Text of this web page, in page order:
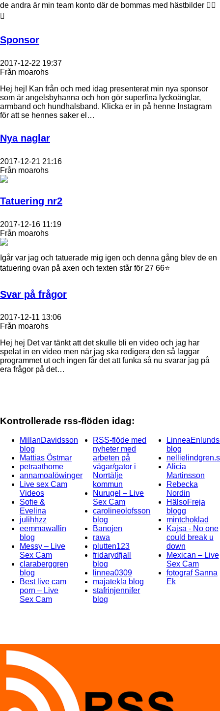
de andra är min team konto där de bommas med hästbilder 👌🏻
✨
Sponsor
2017-12-22 19:37
Från moarohs
Hej hej! Kan från och med idag presenterat min nya sponsor
som är angelsbyhanna och hon gör superfina lyckoänglar,
armband och hundhalsband. Klicka er in på henne Instagram
för att se hennes saker el…
Nya naglar
2017-12-21 21:16
Från moarohs
Tatuering nr2
2017-12-16 11:19
Från moarohs
Igår var jag och tatuerade mig igen och denna gång blev de en
tatuering ovan på axen och texten står för 27 66⭐️
Svar på frågor
2017-12-11 13:06
Från moarohs
Hej hej Det var tänkt att det skulle bli en video och jag har
spelat in en video men när jag ska redigera den så laggar
programmet ut och ingen får det att funka så nu svarar jag på
era frågor på det…
Kontrollerade rss-flöden idag:
MillanDavidsson
blog
Mattias Östmar
petraathome
annamoalöwinger
Live sex Cam
Videos
Sofie &
Evelina
julihhzz
eemmawallin
blog
Messy – Live
Sex Cam
claraberggren
blog
Best live cam
porn – Live
Sex Cam
RSS-flöde med
nyheter med
arbeten på
vägar/gator i
Norrtälje
kommun
Nurugel – Live
Sex Cam
carolineolofsson
blog
Banojen
rawa
plutten123
fridarydfjall
blog
linnea0309
majatekla blog
stafrinjennifer
blog
blog
Alicia
Martinsson
Rebecka
Nordin
HälsoFreja
blogg
mintchoklad
Kajsa - No one
could break u
down
Mexican – Live
Sex Cam
fotograf Sanna
Ek